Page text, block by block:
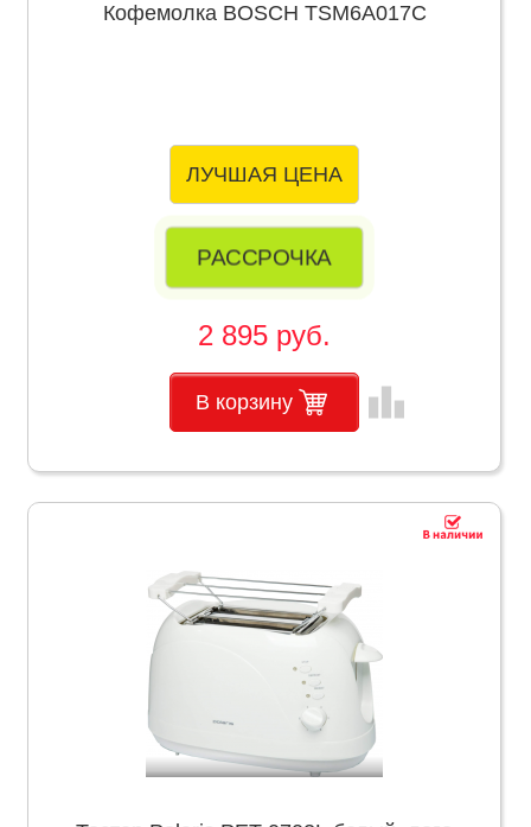
Кофемолка BOSCH TSM6A017C
ЛУЧШАЯ ЦЕНА
РАССРОЧКА
2 895 руб.
В корзину leaderboard